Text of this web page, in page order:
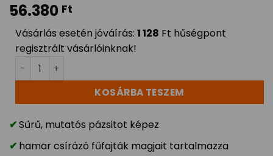
56.380 Ft
Vásárlás esetén jóváírás: 1 128 Ft hűségpont
regisztrált vásárlóinknak!
Fűmag Landscaper Pro Rapid 10 kg, a gyorsan növő
KOSÁRBA TESZEM
Sűrű, mutatós pázsitot képez
hamar csírázó fűfajták magjait tartalmazza